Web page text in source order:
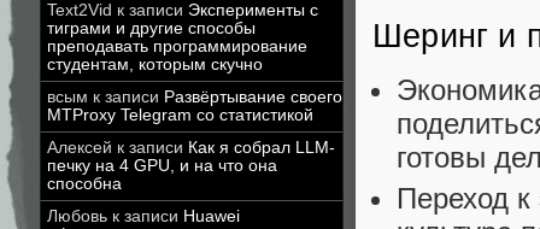
Text2Vid к записи Эксперименты с
тиграми и другие способы
преподавать программирование
студентам, которым скучно
всым к записи Развёртывание своего
MTProxy Telegram со статистикой
Алексей к записи Как я собрал LLM-
печку на 4 GPU, и на что она
способна
Любовь к записи Huawei
Шеринг и
готовы
Переход к